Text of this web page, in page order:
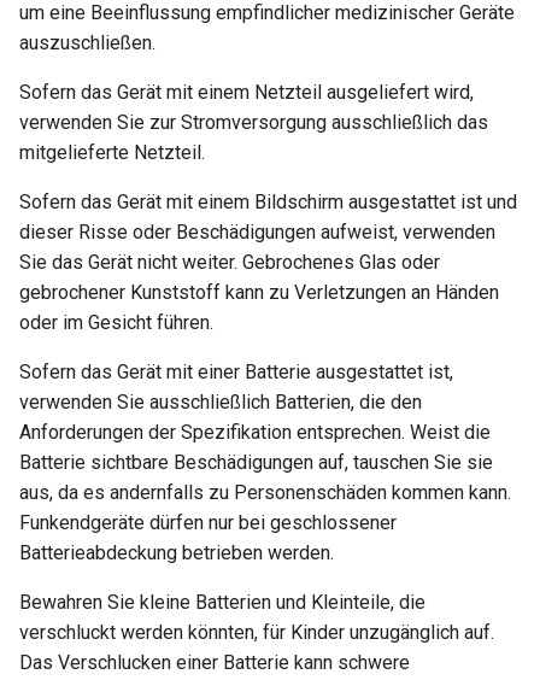
nicht ordnungsgemäß
Hängt bei „Installing“
Hängt bei „Reverting“
während des Firmware-
Resets
während des Firmware-
Neustarts
Wie behebt man einen
Subnetzkonflikt?
Warum erscheint eine
Warum ist meine VPN-
Geschwindigkeit
VPN-Cascading aktivieren
WireGuard zum Schutz von
RDP von außerhalb des
Netzwerks verwenden
Konfigurationsdateien von
WireGuard-Dienstanbietern
abrufen
Zugriff auf WAN erlauben,
wenn VPN-Client aktiviert
DNS des VPN-Clients zum
Upstream-DNS des
leiten
OpenVPN-Server-
aktualisieren
um eine Beeinflussung empfindlicher medizinischer Geräte
auszuschließen.
Sofern das Gerät mit einem Netzteil ausgeliefert wird,
verwenden Sie zur Stromversorgung ausschließlich das
mitgelieferte Netzteil.
Sofern das Gerät mit einem Bildschirm ausgestattet ist und
dieser Risse oder Beschädigungen aufweist, verwenden
Sie das Gerät nicht weiter. Gebrochenes Glas oder
gebrochener Kunststoff kann zu Verletzungen an Händen
oder im Gesicht führen.
Sofern das Gerät mit einer Batterie ausgestattet ist,
verwenden Sie ausschließlich Batterien, die den
Anforderungen der Spezifikation entsprechen. Weist die
Batterie sichtbare Beschädigungen auf, tauschen Sie sie
aus, da es andernfalls zu Personenschäden kommen kann.
Funkendgeräte dürfen nur bei geschlossener
Batterieabdeckung betrieben werden.
Bewahren Sie kleine Batterien und Kleinteile, die
verschluckt werden könnten, für Kinder unzugänglich auf.
Das Verschlucken einer Batterie kann schwere